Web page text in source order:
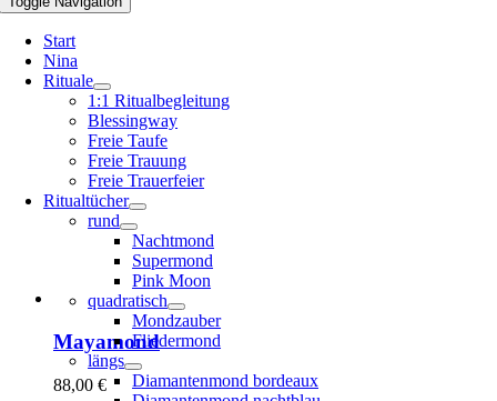
Start
Nina
Rituale
1:1 Ritualbegleitung
Blessingway
Freie Taufe
Freie Trauung
Freie Trauerfeier
Ritualtücher
rund
Nachtmond
Supermond
Pink Moon
quadratisch
Mondzauber
Fliedermond
längs
Diamantenmond bordeaux
Mayamond
88,00 €